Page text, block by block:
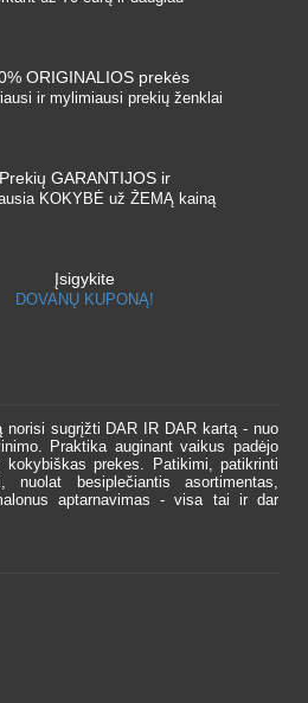
ORIGINALIOS prekės
ir mylimiausi prekių ženklai
Prekių GARANTIJOS ir
KOKYBĖ už ŽEMĄ kainą
Įsigykite
DOVANŲ KUPONĄ!
norisi sugrįžti DAR IR DAR kartą - nuo
Praktika auginant vaikus padėjo
prekes. Patikimi, patikrinti
besiplečiantis asortimentas,
aptarnavimas - visa tai ir dar